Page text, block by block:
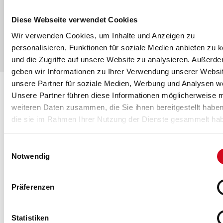
Diese Webseite verwendet Cookies
Wir verwenden Cookies, um Inhalte und Anzeigen zu
personalisieren, Funktionen für soziale Medien anbieten zu
und die Zugriffe auf unsere Website zu analysieren.
geben wir Informationen zu Ihrer Verwendung unserer
unsere Partner für soziale Medien, Werbung und Analysen
Unsere Partner führen diese Informationen möglicherweise
weiteren Daten zusammen, die Sie ihnen bereitgestellt
die sie im Rahmen Ihrer Nutzung der Dienste gesammelt
Notwendig
Präferenzen
Statistiken
UNTERNEHMEN
Für Unternehmen kann es in Zukunft ein
kann, dass die von der Datenschutzbehörde